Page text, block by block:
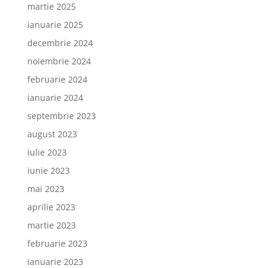
martie 2025
ianuarie 2025
decembrie 2024
noiembrie 2024
februarie 2024
ianuarie 2024
septembrie 2023
august 2023
iulie 2023
iunie 2023
mai 2023
aprilie 2023
martie 2023
februarie 2023
ianuarie 2023